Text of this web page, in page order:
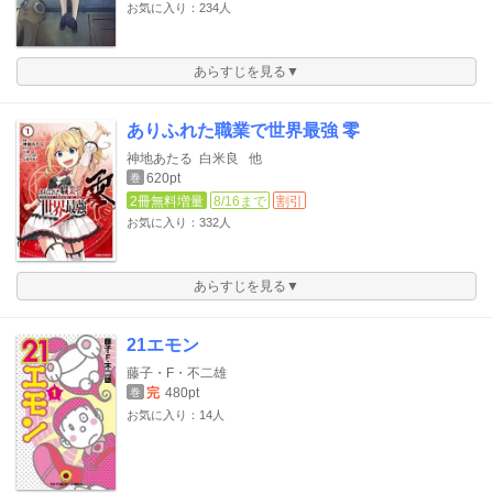
お気に入り：234人
あらすじを見る▼
ありふれた職業で世界最強 零
神地あたる 白米良 他
巻 620pt
2冊無料増量
8/16まで 割引
お気に入り：332人
あらすじを見る▼
21エモン
藤子・F・不二雄
巻 完 480pt
お気に入り：14人